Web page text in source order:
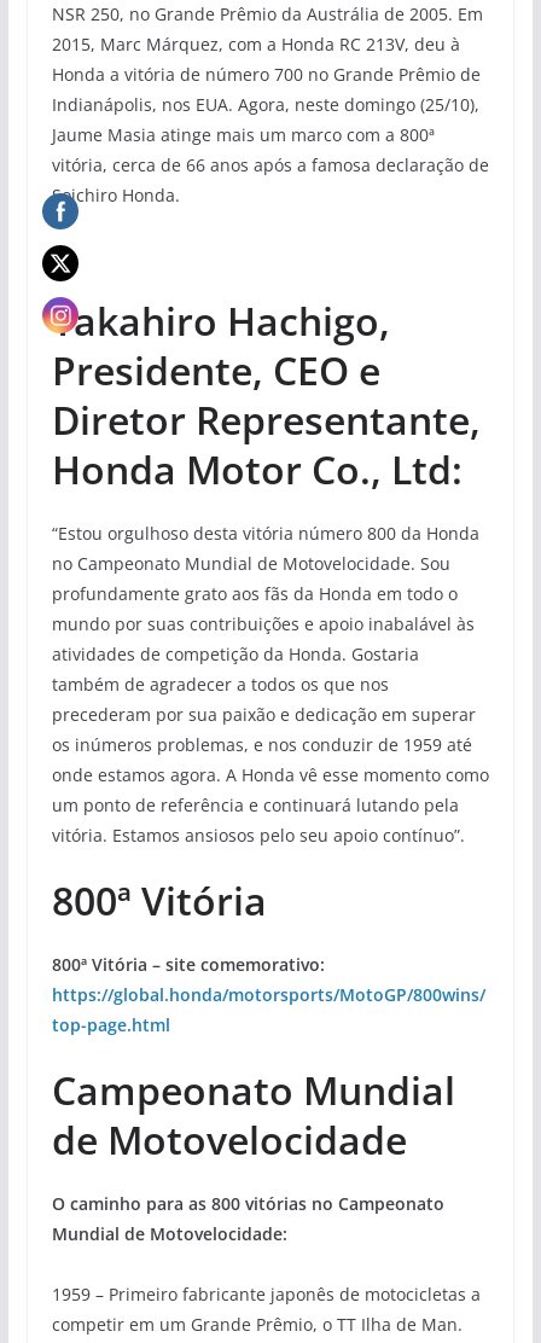
NSR 250, no Grande Prêmio da Austrália de 2005. Em
2015, Marc Márquez, com a Honda RC 213V, deu à
Honda a vitória de número 700 no Grande Prêmio de
Indianápolis, nos EUA. Agora, neste domingo (25/10),
Jaume Masia atinge mais um marco com a 800ª
vitória, cerca de 66 anos após a famosa declaração de
Soichiro Honda.
Takahiro Hachigo,
Presidente, CEO e
Diretor Representante,
Honda Motor Co., Ltd:
“Estou orgulhoso desta vitória número 800 da Honda
no Campeonato Mundial de Motovelocidade. Sou
profundamente grato aos fãs da Honda em todo o
mundo por suas contribuições e apoio inabalável às
atividades de competição da Honda. Gostaria
também de agradecer a todos os que nos
precederam por sua paixão e dedicação em superar
os inúmeros problemas, e nos conduzir de 1959 até
onde estamos agora. A Honda vê esse momento como
um ponto de referência e continuará lutando pela
vitória. Estamos ansiosos pelo seu apoio contínuo”.
800ª Vitória
800ª Vitória – site comemorativo:
https://global.honda/motorsports/MotoGP/800wins/
top-page.html
Campeonato Mundial
de Motovelocidade
O caminho para as 800 vitórias no Campeonato
Mundial de Motovelocidade:
1959 – Primeiro fabricante japonês de motocicletas a
competir em um Grande Prêmio, o TT Ilha de Man.